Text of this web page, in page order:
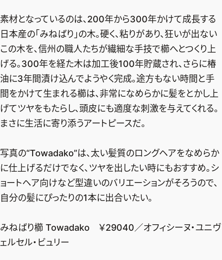
素材となっているのは、200年から300年かけて成長する
日本産の「みねばり」の木。硬く、粘りがあり、狂いが出ない
この木を、信州の職人たちが繊細な手技で櫛へとつくり上
げる。300年を経た木は加工後100年貯蔵され、さらに椿
油に3年間漬け込んでようやく完成。途方もない時間と手
間をかけて生まれる櫛は、非常になめらかに髪をとかし上
げてツヤをもたらし、頭皮にも適度な刺激を与えてくれる。
まさに生活に寄り添うアートピースだ。
写真の“Towadako”は、太い髪質のロングヘアをなめらか
に仕上げるだけでなく、ツヤを出したい時にもおすすめ。シ
ョートヘア向けなど型違いのバリエーションがそろうので、
自分の髪にぴったりの1本に出合いたい。
みねばり櫛 Towadako ￥29040／オフィシーヌ・ユニヴ
ェルセル・ビュリー